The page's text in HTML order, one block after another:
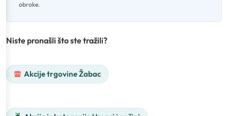
obroke.
Niste pronašli što ste tražili?
Akcije trgovine Žabac